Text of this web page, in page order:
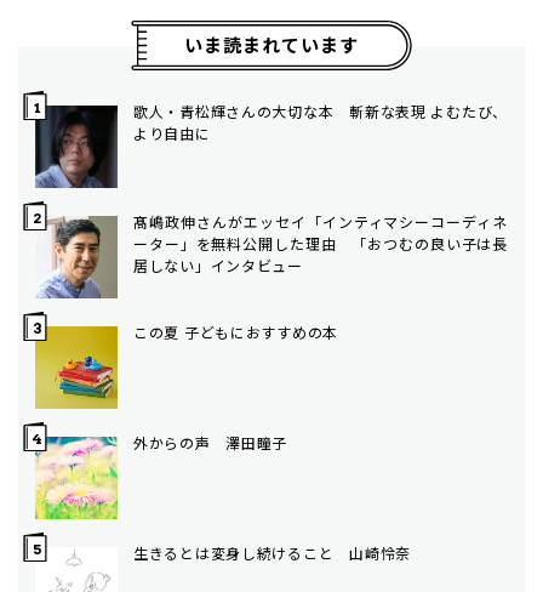
いま読まれています
歌人・青松輝さんの大切な本 斬新な表現 よむたび、
より自由に
髙嶋政伸さんがエッセイ「インティマシーコーディネ
ーター」を無料公開した理由 「おつむの良い子は長
居しない」インタビュー
この夏 子どもにおすすめの本
外からの声 澤田瞳子
生きるとは変身し続けること 山崎怜奈